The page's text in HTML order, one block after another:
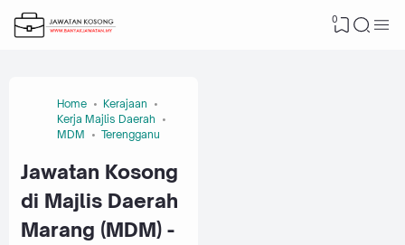
0
Home
Kerajaan
Kerja Majlis Daerah
MDM
Terengganu
Jawatan Kosong
di Majlis Daerah
Marang (MDM) -